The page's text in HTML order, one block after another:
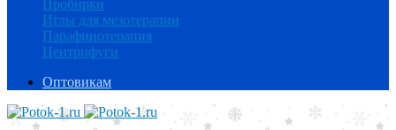
Пробирки
Иглы для мезотерапии
Парафинотерапия
Центрифуги
Оптовикам